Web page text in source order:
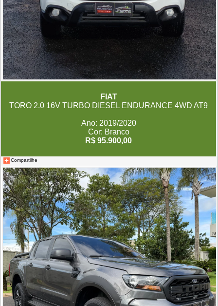
FIAT
TORO 2.0 16V TURBO DIESEL ENDURANCE 4WD AT9
Ano: 2019/2020
Cor: Branco
R$ 95.900,00
Compartilhe